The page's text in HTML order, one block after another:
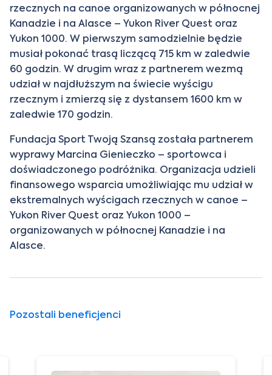
rzecznych na canoe organizowanych w północnej
Kanadzie i na Alasce – Yukon River Quest oraz
Yukon 1000. W pierwszym samodzielnie będzie
musiał pokonać trasą liczącą 715 km w zaledwie
60 godzin. W drugim wraz z partnerem wezmą
udział w najdłuższym na świecie wyścigu
rzecznym i zmierzą się z dystansem 1600 km w
zaledwie 170 godzin.
Fundacja Sport Twoją Szansą została partnerem
wyprawy Marcina Gienieczko – sportowca i
doświadczonego podróżnika. Organizacja udzieli
finansowego wsparcia umożliwiając mu udział w
ekstremalnych wyścigach rzecznych w canoe –
Yukon River Quest oraz Yukon 1000 –
organizowanych w północnej Kanadzie i na
Alasce.
Pozostali beneficjenci